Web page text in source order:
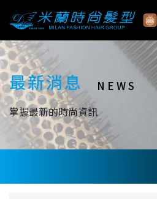
最新消息 NEWS
掌握最新的時尚資訊